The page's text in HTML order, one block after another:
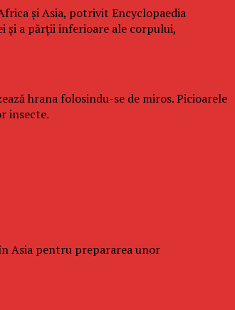
şi Asia, potrivit Encyclopaedia
şi a părţii inferioare ale corpului,
hrana folosindu-se de miros. Picioarele
insecte.
Asia pentru prepararea unor